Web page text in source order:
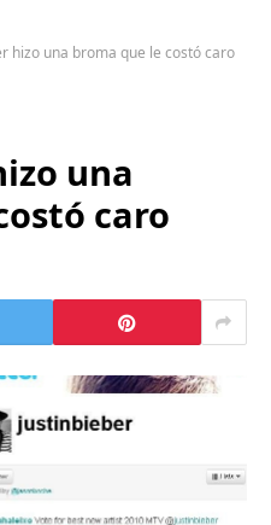
hizo una broma que le costó caro
una
caro